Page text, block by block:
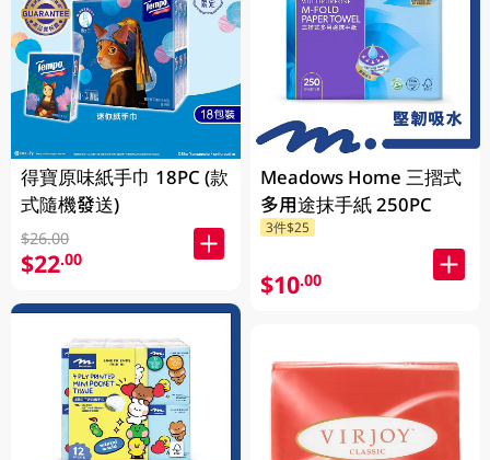
得寶原味紙手巾 18PC (款
式隨機發送)
$26.00
$22.00
Meadows Home 三摺式
多用途抹手紙 250PC
3件$25
$10.00